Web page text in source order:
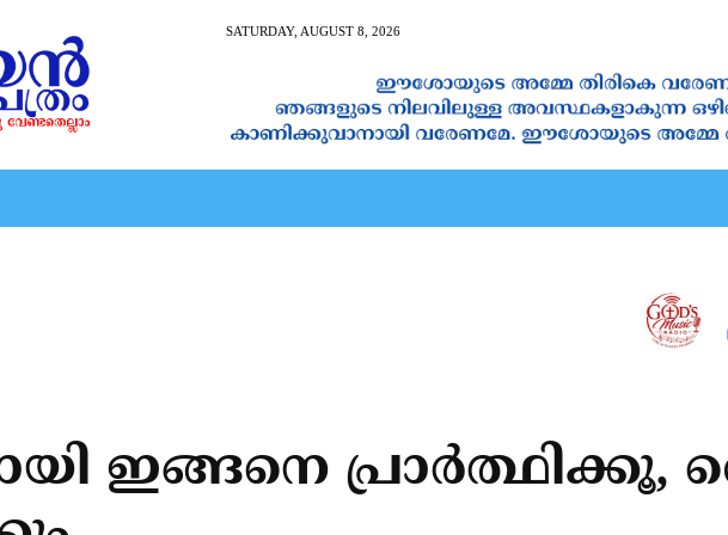
SATURDAY, AUGUST 8, 2026
ഇങ്ങനെ പ്രാര്‍ത്ഥിക്കൂ,